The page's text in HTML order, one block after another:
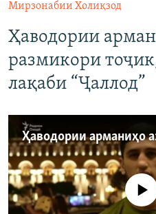
Мирзонабии Холиқзод
Ҳаводории
размикори
лақаби “Ҷаллод”
Феълан кор